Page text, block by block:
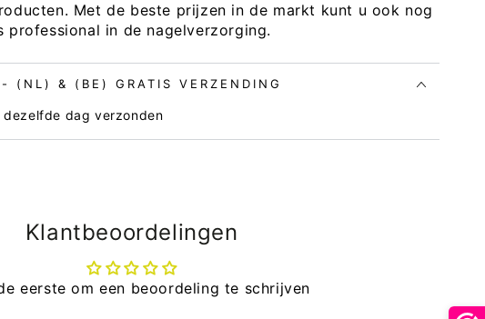
Met de beste prijzen in de markt kunt u ook nog
professional in de nagelverzorging.
(NL) & (BE) GRATIS VERZENDING
dag verzonden
Klantbeoordelingen
eerste om een beoordeling te schrijven